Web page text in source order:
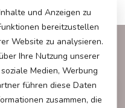
NEWSLETTER
Newsletter-Angeboten
und Anzeigen zu
bereitzustellen
Website zu analysieren.
Ihre Nutzung unserer
Medien, Werbung
führen diese Daten
zusammen, die